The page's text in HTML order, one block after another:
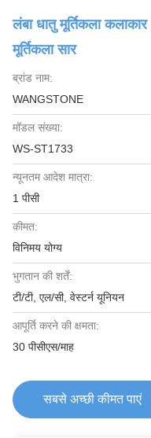
लंबा धातु मूर्तिकला
मूर्तिकला सार
ब्रांड नाम:
WANGSTONE
मॉडल संख्या:
WS-ST1733
न्यूनतम आदेश मात्रा:
1 पीसी
कीमत:
विनिमय योग्य
भुगतान की शर्तें:
टी/टी, एल/सी, वेस्टर्न यूनियन
आपूर्ति करने की क्षमता:
30 पीसीएस/माह
सबसे अच्छी कीमत पाएं